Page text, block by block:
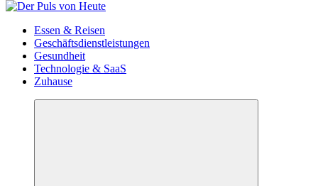
Meldungen die Resonanz finden
Essen & Reisen
Geschäftsdienstleistungen
Gesundheit
Technologie & SaaS
Zuhause